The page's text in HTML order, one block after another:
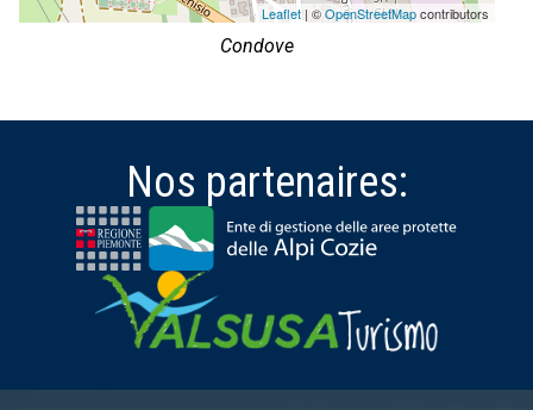
Leaflet | ©OpenStreetMapcontributors
Condove
Nos partenaires: